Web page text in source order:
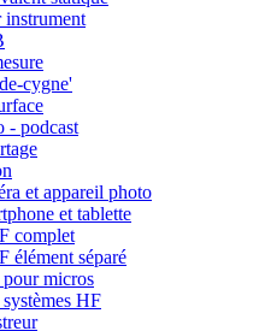
cygne'
- podcast
et appareil photo
et tablette
complet
élément séparé
micros
HF